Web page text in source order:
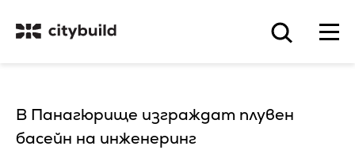
В Панагюрище изграждат плувен
басейн на инженеринг